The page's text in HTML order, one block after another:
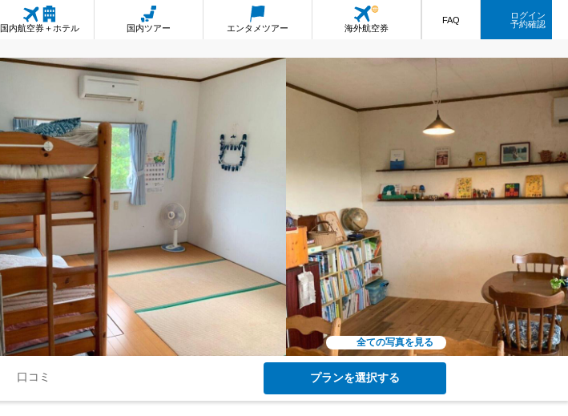
国内航空券＋ホテル 国内ツアー エンタメツアー 海外航空券
FAQ
ログイン
予約確認
全ての写真を見る
口コミ プランを選択する